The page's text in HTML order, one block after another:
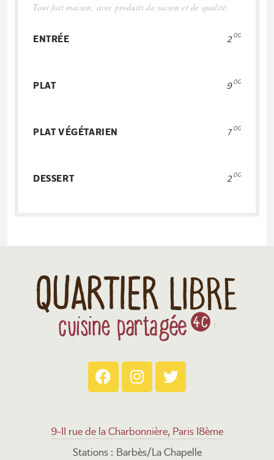
Tout fait maison, avec produits de saison et de qualité.
ENTRÉE 2 00
PLAT 9 00
PLAT VÉGÉTARIEN 7 00
DESSERT 2 00
9-11 rue de la Charbonnière, Paris 18ème
Stations : Barbès/La Chapelle